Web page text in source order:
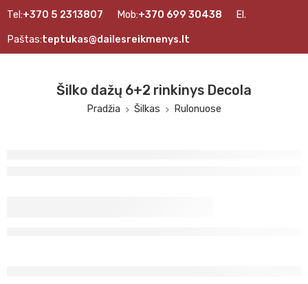
Tel:+370 5 2313807 Mob:+370 699 30438 El.
Paštas:teptukas@dailesreikmenys.lt
Šilko dažų 6+2 rinkinys Decola
Pradžia Šilkas Rulonuose